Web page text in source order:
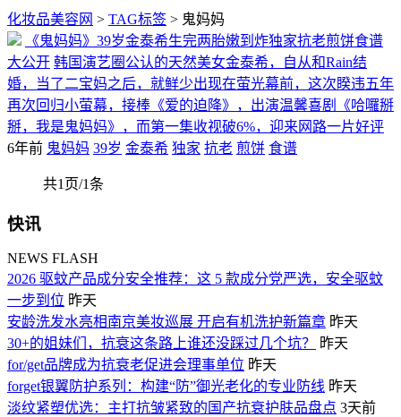
化妆品美容网 > TAG标签 > 鬼妈妈
《鬼妈妈》39岁金泰希生完两胎嫩到炸独家抗老煎饼食谱
大公开 韩国演艺圈公认的天然美女金泰希，自从和Rain结
婚，当了二宝妈之后，就鲜少出现在萤光幕前，这次睽违五年
再次回归小萤幕，接棒《爱的迫降》，出演温馨喜剧《哈囉掰
掰，我是鬼妈妈》，而第一集收视破6%，迎来网路一片好评
6年前 鬼妈妈 39岁 金泰希 独家 抗老 煎饼 食谱
共1页/1条
快讯
NEWS FLASH
2026 驱蚊产品成分安全推荐：这 5 款成分党严选，安全驱蚊
一步到位 昨天
安龄洗发水亮相南京美妆巡展 开启有机洗护新篇章 昨天
30+的姐妹们，抗衰这条路上谁还没踩过几个坑？
昨天
for/get品牌成为抗衰老促进会理事单位 昨天
forget银翼防护系列：构建“防”御光老化的专业防线 昨天
淡纹紧塑优选：主打抗皱紧致的国产抗衰护肤品盘点 3天前